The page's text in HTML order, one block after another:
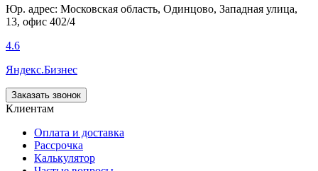
Юр. адрес: Московская область, Одинцово, Западная улица,
13, офис 402/4
4.6
Яндекс.Бизнес
Заказать звонок
Клиентам
Оплата и доставка
Рассрочка
Калькулятор